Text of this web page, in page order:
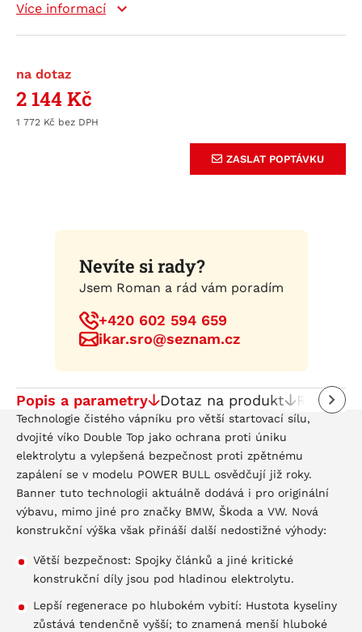
Více informací
na dotaz
2 144 Kč
1 772 Kč
ZASLAT POPTÁVKU
Nevíte si rady?
Jsem Roman a rád vám poradím
+420 602 594 659
ikar.sro@seznam.cz
Popis a parametry Dotaz na produkt Recenze
Technologie čistého vápníku pro větší startovací sílu,
dvojité víko Double Top jako ochrana proti úniku
elektrolytu a vylepšená bezpečnost proti zpětnému
zapálení se v modelu POWER BULL osvědčují již roky.
Banner tuto technologii aktuálně dodává i pro originální
výbavu, mimo jiné pro značky BMW, Škoda a VW. Nová
konstrukční výška však přináší další nedostižné výhody:
Větší bezpečnost: Spojky článků a jiné kritické
konstrukční díly jsou pod hladinou elektrolytu.
Lepší regenerace po hlubokém vybití: Hustota kyseliny
zůstává tendenčně vyšší; to znamená menší hluboké